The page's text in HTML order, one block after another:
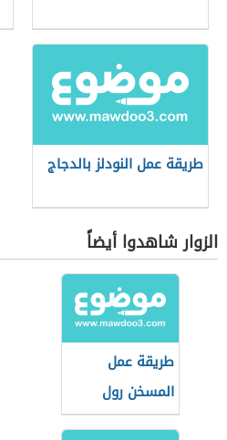
طريقة عمل النودلز بالدجاج
الزوار شاهدوا أيضاً
طريقة عمل
المسخن رول